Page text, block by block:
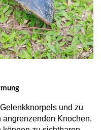
und zu
Knochen.